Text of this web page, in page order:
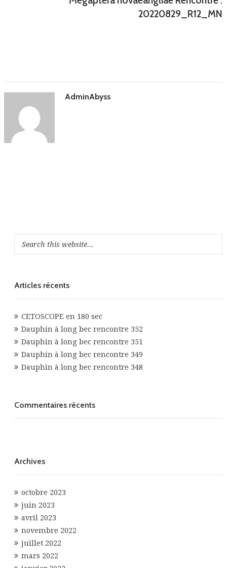
20220829_R12_MN
AdminAbyss
Articles récents
CETOSCOPE en 180 sec
Dauphin à long bec rencontre 352
Dauphin à long bec rencontre 351
Dauphin à long bec rencontre 349
Dauphin à long bec rencontre 348
Commentaires récents
Archives
octobre 2023
juin 2023
avril 2023
novembre 2022
juillet 2022
mars 2022